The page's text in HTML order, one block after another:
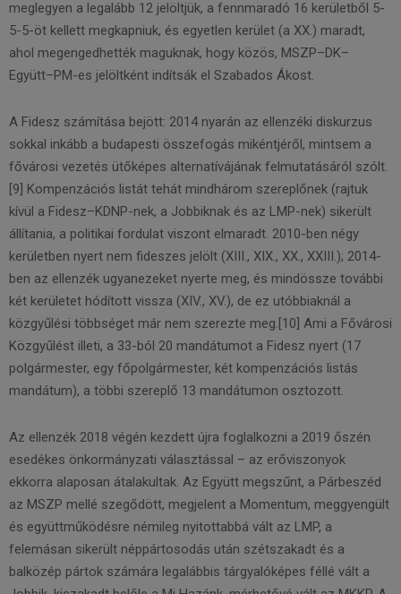
meglegyen a legalább 12 jelöltjük, a fennmaradó 16 kerületből 5-
5-5-öt kellett megkapniuk, és egyetlen kerület (a XX.) maradt,
ahol megengedhették maguknak, hogy közös, MSZP–DK–
Együtt–PM-es jelöltként indítsák el Szabados Ákost.
A Fidesz számítása bejött: 2014 nyarán az ellenzéki diskurzus
sokkal inkább a budapesti összefogás mikéntjéről, mintsem a
fővárosi vezetés ütőképes alternatívájának felmutatásáról szólt.
[9] Kompenzációs listát tehát mindhárom szereplőnek (rajtuk
kívül a Fidesz–KDNP-nek, a Jobbiknak és az LMP-nek) sikerült
állítania, a politikai fordulat viszont elmaradt. 2010-ben négy
kerületben nyert nem fideszes jelölt (XIII., XIX., XX., XXIII.); 2014-
ben az ellenzék ugyanezeket nyerte meg, és mindössze további
két kerületet hódított vissza (XIV., XV.), de ez utóbbiaknál a
közgyűlési többséget már nem szerezte meg.[10] Ami a Fővárosi
Közgyűlést illeti, a 33-ból 20 mandátumot a Fidesz nyert (17
polgármester, egy főpolgármester, két kompenzációs listás
mandátum), a többi szereplő 13 mandátumon osztozott.
Az ellenzék 2018 végén kezdett újra foglalkozni a 2019 őszén
esedékes önkormányzati választással – az erőviszonyok
ekkorra alaposan átalakultak. Az Együtt megszűnt, a Párbeszéd
az MSZP mellé szegődött, megjelent a Momentum, meggyengült
és együttműködésre némileg nyitottabbá vált az LMP, a
felemásan sikerült néppártosodás után szétszakadt és a
balközép pártok számára legalábbis tárgyalóképes féllé vált a